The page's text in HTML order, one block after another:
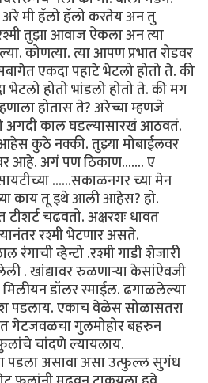
मी हॅलो हॅलो करतेय अन तु
तुझा आवाज ऐकला अन त्या
कोणत्या. त्या आपण प्रभात रोडवर
एकदा पहाटे भेटलो होतो ते. की
भेटलो होतो भांडलो होतो ते. की मग
होतास ते? अरेच्चा म्हणजे
काल घडल्यासारखं आठवतं.
आहेस कुठे नक्की. तुझ्या मोबाईलवर
आहे. अगं पण ठिकाण....... ए
......सकाळनगर च्या मेन
काय तू इथे आली आहेस? हो.
चढवतो. अक्षरशः धावत
रश्मी भेटणार असते.
व्हेन्टो .रश्मी गाडी शेजारी
. खांद्यावर रुळणार्‍या केसांऐवजी
डॉलर स्माईल. ढगाळलेल्या
पडलाय. एकाच वेळेस सोळासतरा
गेटजवळचा गुलमोहोर बहरुन
चांदणे ल्यायलाय.
पडला असावा असा उत्फुल्ल सुगंध